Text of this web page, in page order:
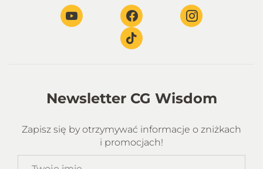
Newsletter CG Wisdom
Zapisz się by otrzymywać informacje o zniżkach
i promocjach!
Twoje